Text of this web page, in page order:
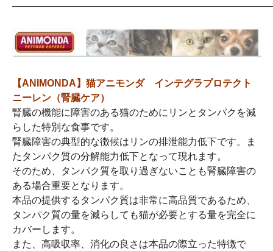
【ANIMONDA】猫アニモンダ インテグラプロテクト
ニーレン（腎臓ケア）
腎臓の機能に障害のある猫のためにリンとタンパクを減
らした特別な食事です。
腎臓障害の典型的な徴候はリンの排泄能力低下です。ま
たタンパク質の分解能力低下となって現れます。
そのため、タンパク質を取り過ぎないことも腎臓障害の
ある場合重要となります。
本品の提供するタンパク質は非常に高品質であるため、
タンパク質の量を減らしても猫が必要とする量を完全に
カバーします。
また、高吸収率、消化の良さは本品の際立った特徴で